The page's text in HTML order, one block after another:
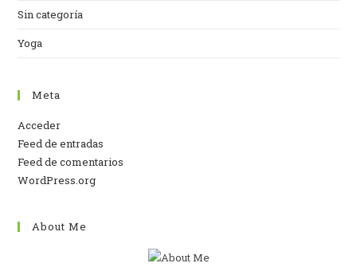
Sin categoría
Yoga
Meta
Acceder
Feed de entradas
Feed de comentarios
WordPress.org
About Me